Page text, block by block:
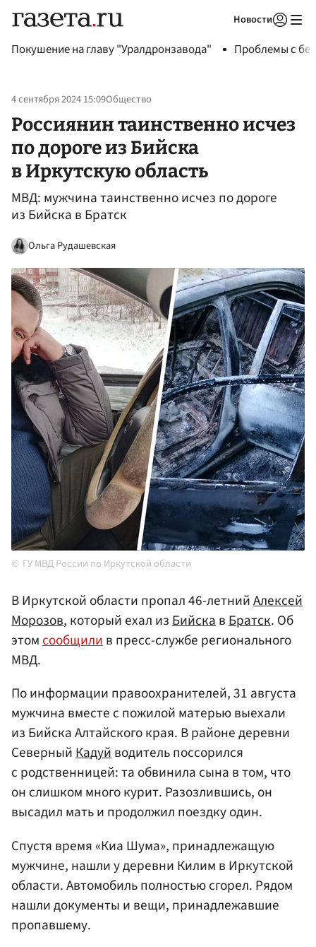
Новости
Покушение на главу "Уралдронзавода" Проблемы с
4 сентября 2024 15:09Общество
Россиянин таинственно исчез
по дороге из Бийска
в Иркутскую область
МВД: мужчина таинственно исчез по дороге
из Бийска в Братск
Ольга Рудашевская
ГУ МВД России по Иркутской области
В Иркутской области пропал 46-летнийАлексей
Морозов, который ехал изБийскавБратск. Об
этомсообщилив пресс-службе регионального
МВД.
По информации правоохранителей, 31 августа
мужчина вместе с пожилой матерью выехали
из Бийска Алтайского края. В районе деревни
СеверныйКадуйводитель поссорился
с родственницей: та обвинила сына в том, что
он слишком много курит. Разозлившись, он
высадил мать и продолжил поездку один.
Спустя время «Киа Шума», принадлежащую
мужчине, нашли у деревни Килим в Иркутской
области. Автомобиль полностью сгорел. Рядом
нашли документы и вещи, принадлежавшие
пропавшему.